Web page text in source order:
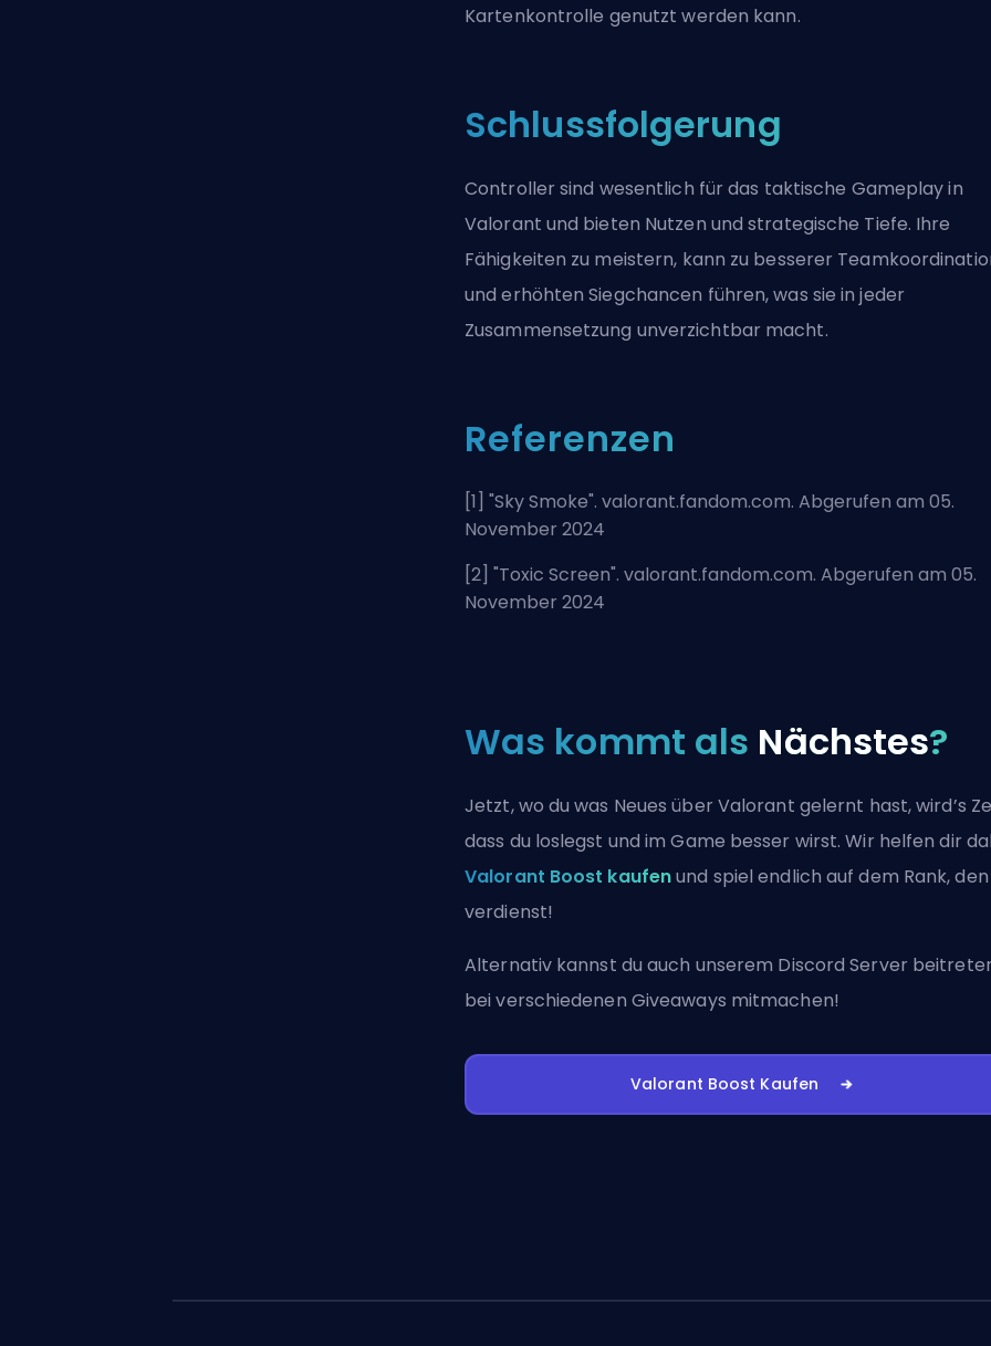
Kartenkontrolle genutzt werden kann.
Schlussfolgerung
Controller sind wesentlich für das taktische Gameplay in
Valorant und bieten Nutzen und strategische Tiefe. Ihre
Fähigkeiten zu meistern, kann zu besserer
und erhöhten Siegchancen führen, was sie in jeder
Zusammensetzung unverzichtbar macht.
Referenzen
[1] "Sky Smoke". valorant.fandom.com. Abgerufen am 05.
November 2024
[2] "Toxic Screen". valorant.fandom.com. Abgerufen am 05.
November 2024
Was kommt als Nächstes?
Jetzt, wo du was Neues über Valorant gelernt hast, wird’s
dass du loslegst und im Game besser wirst. Wir helfen dir
Valorant Boost kaufenund spiel endlich auf dem Rank,
verdienst!
Alternativ kannst du auch unserem Discord Server
bei verschiedenen Giveaways mitmachen!
Valorant Boost Kaufen